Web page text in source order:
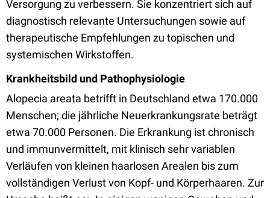
Versorgung zu verbessern. Sie konzentriert sich auf
diagnostisch relevante Untersuchungen sowie auf
therapeutische Empfehlungen zu topischen und
systemischen Wirkstoffen.
Krankheitsbild und Pathophysiologie
Alopecia areata betrifft in Deutschland etwa 170.000
Menschen; die jährliche Neuerkrankungsrate beträgt
etwa 70.000 Personen. Die Erkrankung ist chronisch
und immunvermittelt, mit klinisch sehr variablen
Verläufen von kleinen haarlosen Arealen bis zum
vollständigen Verlust von Kopf- und Körperhaaren. Zur